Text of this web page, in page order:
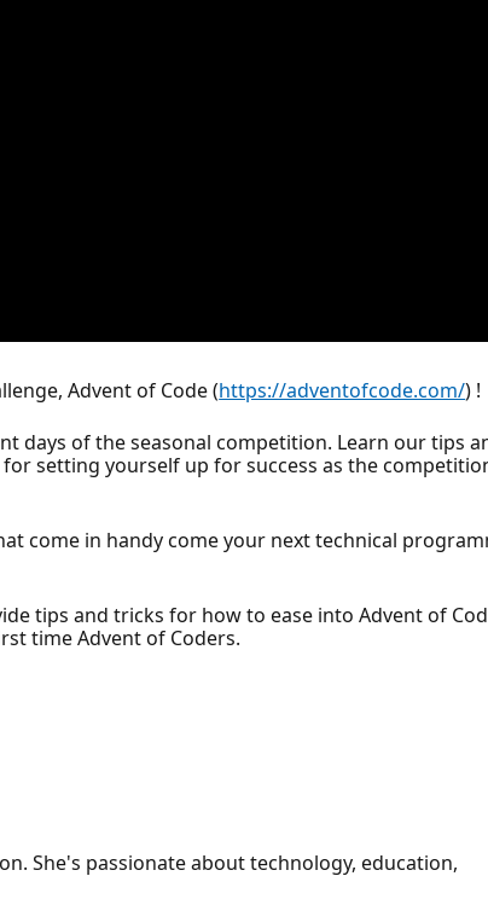
Advent of Code (https://adventofcode.com/) !
days of the seasonal competition. Learn our tips
setting yourself up for success as the
come in handy come your next technical
tips and tricks for how to ease into Advent of
time Advent of Coders.
She's passionate about technology, education,